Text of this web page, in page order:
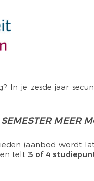
In je zesde jaar
MEER
(aanbod wordt
telt 3 of 4